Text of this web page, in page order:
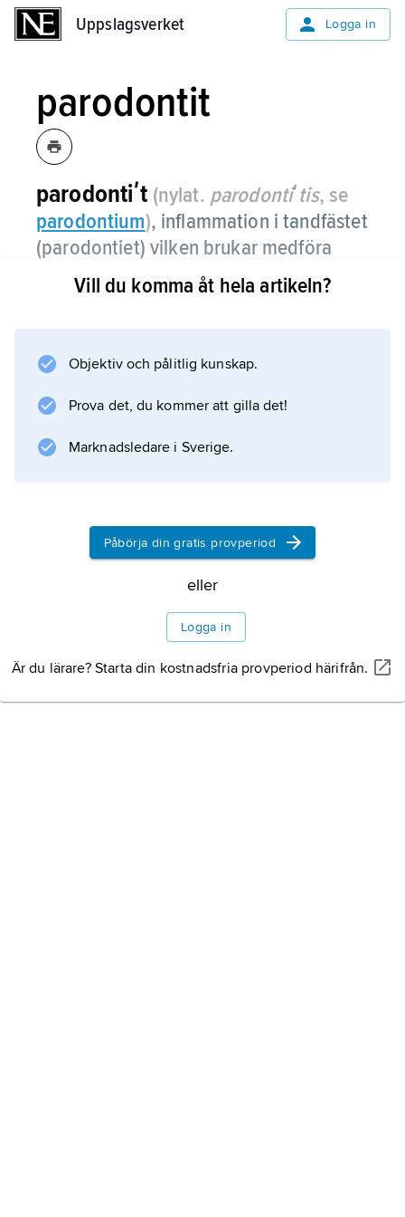
Uppslagsverket Logga in
parodontit
parodontiʹt (nylat. parodontiʹtis, se
parodontium), inflammation i tandfästet
(parodontiet) vilken brukar medföra
tandlossning.
.
Information om artikeln
Vill du komma åt hela artikeln?
Objektiv och pålitlig kunskap.
Prova det, du kommer att gilla det!
Marknadsledare i Sverige.
Påbörja din gratis provperiod
eller
Logga in
Är du lärare? Starta din kostnadsfria provperiod härifrån.